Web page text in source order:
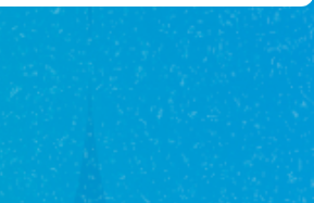
возможностям.
в любом районе
Звоните!
На карте
По умолчанию